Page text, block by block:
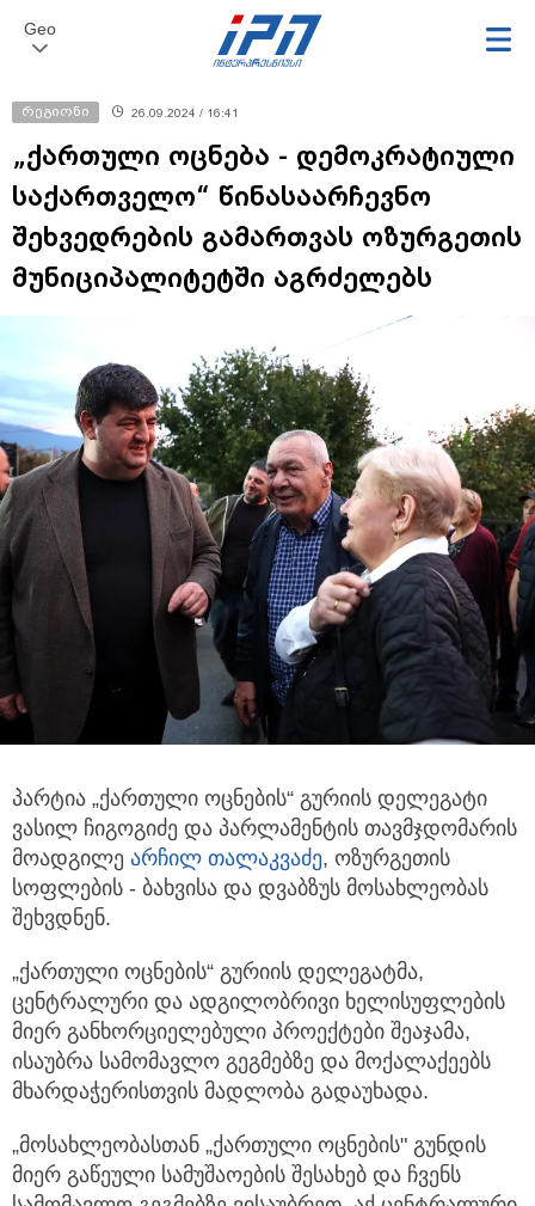
Geo
რეგიონი 26.09.2024 / 16:41
„ქართული ოცნება - დემოკრატიული
საქართველო“ წინასაარჩევნო
შეხვედრების გამართვას ოზურგეთის
მუნიციპალიტეტში აგრძელებს
პარტია „ქართული ოცნების“ გურიის დელეგატი
ვასილ ჩიგოგიძე და პარლამენტის თავმჯდომარის
მოადგილე არჩილ თალაკვაძე, ოზურგეთის
სოფლების - ბახვისა და დვაბზუს მოსახლეობას
შეხვდნენ.
„ქართული ოცნების“ გურიის დელეგატმა,
ცენტრალური და ადგილობრივი ხელისუფლების
მიერ განხორციელებული პროექტები შეაჯამა,
ისაუბრა სამომავლო გეგმებზე და მოქალაქეებს
მხარდაჭერისთვის მადლობა გადაუხადა.
„მოსახლეობასთან „ქართული ოცნების" გუნდის
მიერ გაწეული სამუშაოების შესახებ და ჩვენს